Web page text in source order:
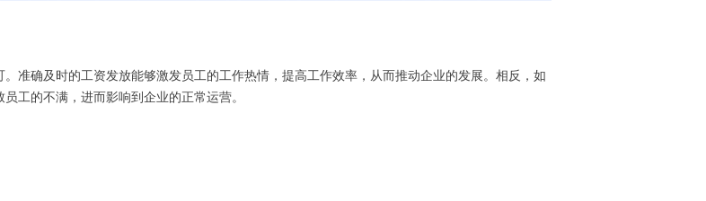
准确及时的工资发放能够激发员工的工作热情，提高工作效率，从而推动企业的发展。相反，如
工的不满，进而影响到企业的正常运营。